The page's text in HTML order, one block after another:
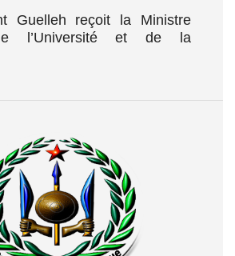
Guelleh reçoit la Ministre
l’Université et de la